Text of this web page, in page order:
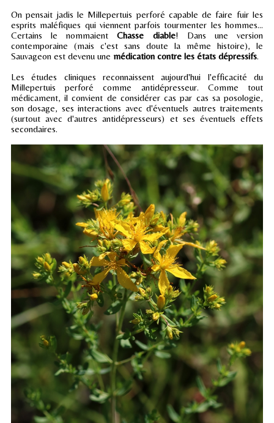
On pensait jadis le Millepertuis perforé capable de faire fuir les
esprits maléfiques qui viennent parfois tourmenter les hommes...
Certains le nommaientChasse diable! Dans une version
contemporaine (mais c'est sans doute la même histoire), le
Sauvageon est devenu une médication contre les états dépressifs.
Les études cliniques reconnaissent aujourd'hui l'efficacité du
Millepertuis perforé comme antidépresseur. Comme tout
médicament, il convient de considérer cas par cas sa posologie,
son dosage, ses interactions avec d'éventuels autres traitements
(surtout avec d'autres antidépresseurs) et ses éventuels effets
secondaires.